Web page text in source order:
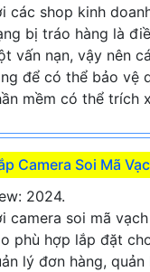
các shop kinh
bị tráo hàng là
vấn nạn, vậy nên
để có thể bảo vệ
mềm có thể trích
Camera Soi Mã
2024.
camera soi mã
phù hợp lắp đặt
lý đơn hàng,